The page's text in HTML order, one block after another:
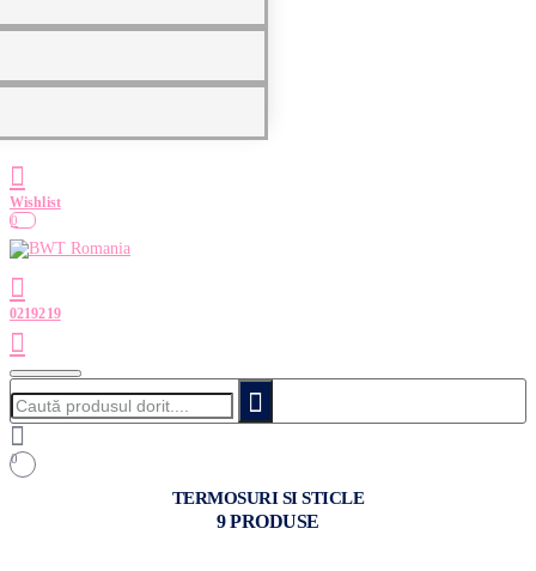
0
Caută
produsul
dorit....
0
TERMOSURI SI STICLE
9 PRODUSE